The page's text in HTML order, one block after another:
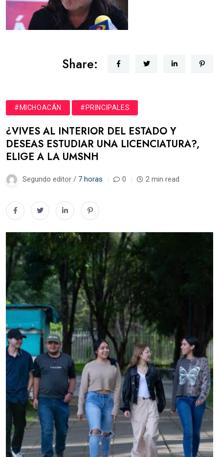
Share:
#MICHOACÁN #PRINCIPALES
¿VIVES AL INTERIOR DEL ESTADO Y
DESEAS ESTUDIAR UNA LICENCIATURA?,
ELIGE A LA UMSNH
Segundo editor / 7 horas 0 2 min read